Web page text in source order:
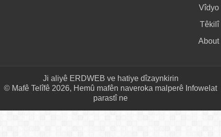
Vîdyo
Têkilî
About
Ji aliyê ERDWEB ve hatiye dîzaynkirin
© Mafê Telîfê 2026, Hemû mafên naveroka malperê Infowelat
parastî ne